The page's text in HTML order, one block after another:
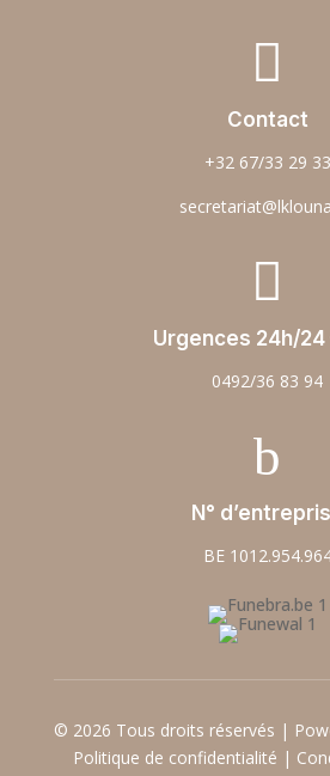

Contact
+32 67/33 29 33

Urgences 24h/24
0492/36 83 94
b
N°
BE
© 2026 Tous droits réservés |
Politique de confidentialité |